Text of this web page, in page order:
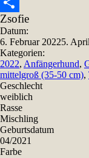
Teilen
Zsofie
Datum:
6. Februar 20225.
Kategorien:
2022, Anfängerhund,
mittelgroß (35-50 cm),
Geschlecht
weiblich
Rasse
Mischling
Geburtsdatum
04/2021
Farbe